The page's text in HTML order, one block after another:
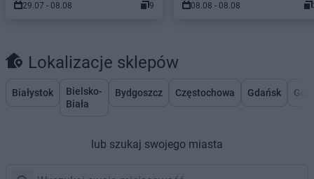
29.07 - 08.08
9
08.08 - 08.08
Lokalizacje sklepów
Białystok
Bielsko-
Biała
Bydgoszcz Częstochowa Gdańsk
lub szukaj swojego miasta